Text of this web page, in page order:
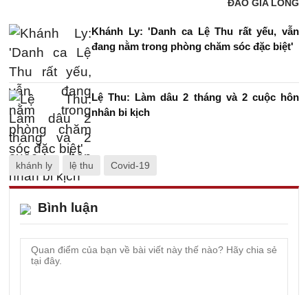
ĐÀO GIA LONG
Khánh Ly: 'Danh ca Lệ Thu rất yếu, vẫn
đang nằm trong phòng chăm sóc đặc biệt'
Lệ Thu: Làm dâu 2 tháng và 2 cuộc hôn
nhân bi kịch
khánh ly lệ thu Covid-19
Bình luận